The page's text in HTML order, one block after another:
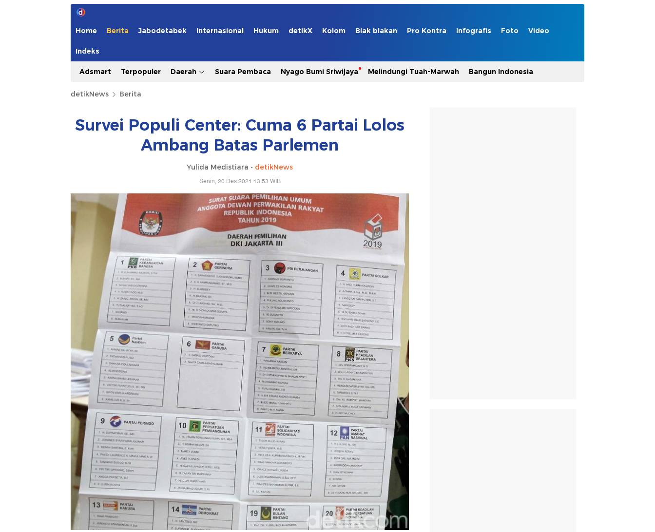
Home Berita Jabodetabek Internasional Hukum detikX Kolom Blak blakan Pro Kontra Infografis Foto Video
Indeks
Adsmart Terpopuler Daerah Suara Pembaca Nyago Bumi Sriwijaya Melindungi Tuah-Marwah Bangun Indonesia
detikNews Berita
Survei Populi Center: Cuma 6 Partai Lolos
Ambang Batas Parlemen
Yulida Medistiara - detikNews
Senin, 20 Des 2021 13:53 WIB